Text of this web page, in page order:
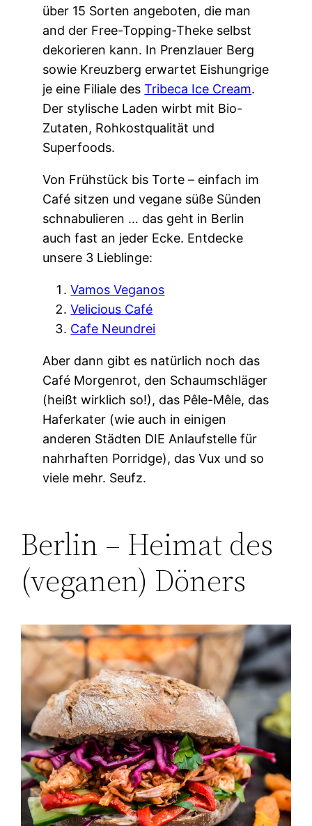
über 15 Sorten angeboten, die man
and der Free-Topping-Theke selbst
dekorieren kann. In Prenzlauer Berg
sowie Kreuzberg erwartet Eishungrige
je eine Filiale desTribeca Ice Cream.
Der stylische Laden wirbt mit Bio-
Zutaten, Rohkostqualität und
Superfoods.
Von Frühstück bis Torte – einfach im
Café sitzen und vegane süße Sünden
schnabulieren … das geht in Berlin
auch fast an jeder Ecke. Entdecke
unsere 3 Lieblinge:
Vamos Veganos
Velicious Café
Cafe Neundrei
Aber dann gibt es natürlich noch das
Café Morgenrot, den Schaumschläger
(heißt wirklich so!), das Pêle-Mêle, das
Haferkater (wie auch in einigen
anderen Städten DIE Anlaufstelle für
nahrhaften Porridge), das Vux und so
viele mehr. Seufz.
Berlin – Heimat des
(veganen) Döners